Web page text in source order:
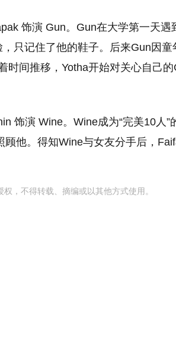
饰演 Gun。Gun在大学第一天遇
只记住了他的鞋子。后来Gun因童
时间推移，Yotha开始对关心自己
饰演 Wine。Wine成为“完美10人”
他。得知Wine与女友分手后，
，不得转载、摘编或以其他方式使用。